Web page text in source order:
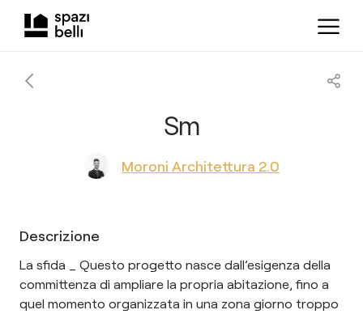
Sm
Moroni Architettura 2.0
Descrizione
La sfida _ Questo progetto nasce dall’esigenza della
committenza di ampliare la propria abitazione, fino a
quel momento organizzata in una zona giorno troppo